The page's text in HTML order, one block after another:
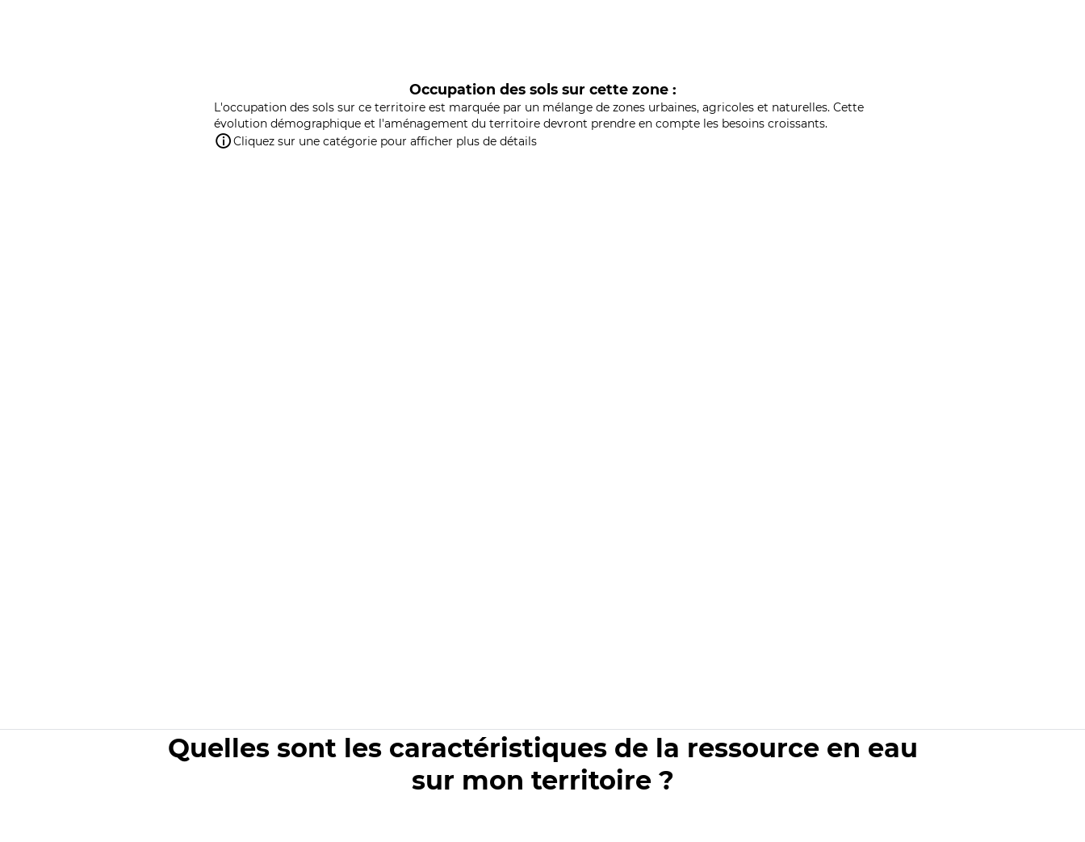
Occupation des sols sur cette zone :
L'occupation des sols sur ce territoire est marquée par un mélange de zones urbaines, agricoles et naturelles. Cette
évolution démographique et l'aménagement du territoire devront prendre en compte les besoins croissants.
Cliquez sur une catégorie pour afficher plus de détails
Quelles sont les caractéristiques de la ressource en eau
sur mon territoire ?